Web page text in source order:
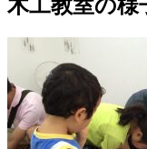
木工教室の様